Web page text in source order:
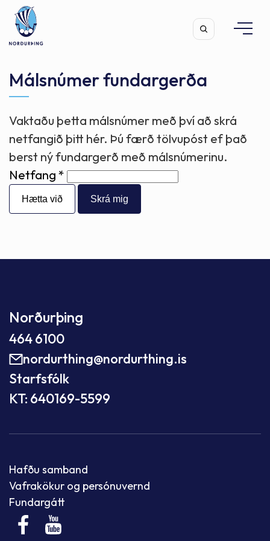
Leita
Málsnúmer fundargerða
Vaktaðu þetta málsnúmer með því að skrá
netfangið þitt hér. Þú færð tölvupóst ef það
berst ný fundargerð með málsnúmerinu.
Netfang
Hætta við
Norðurþing
464 6100
nordurthing@nordurthing.is
Starfsfólk
KT: 640169-5599
Hafðu samband
Vafrakökur og persónuvernd
Fundargátt